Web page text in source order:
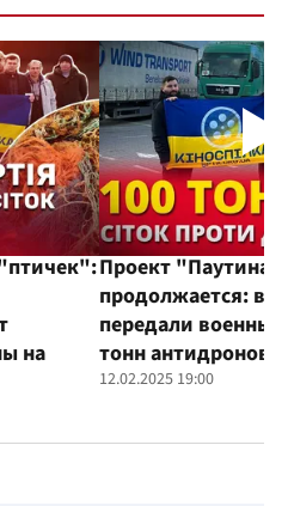
на
Проект "Паутина"
продолжается:
передали
тонн
12.02.2025 19:00